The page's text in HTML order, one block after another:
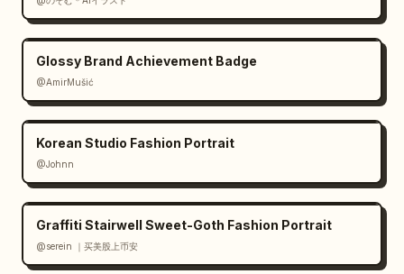
Glossy Brand Achievement Badge
@AmirMušić
Korean Studio Fashion Portrait
@Johnn
Graffiti Stairwell Sweet-Goth Fashion Portrait
@serein ｜买美股上币安